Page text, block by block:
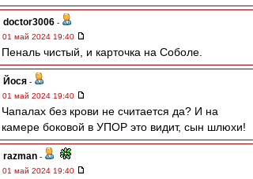
doctor3006 -
01 май 2024 19:40
Пеналь чистый, и карточка на Соболе.
Йося -
01 май 2024 19:40
Чапалах без крови не считается да? И на
камере боковой в УПОР это видит, сын шлюхи!
razman -
01 май 2024 19:40